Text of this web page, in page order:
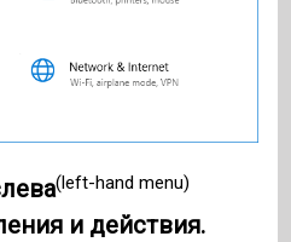
(left-hand menu)
и действия.